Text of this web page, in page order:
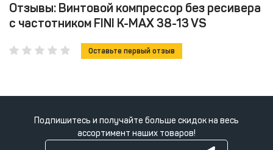
Отзывы: Винтовой компрессор без ресивера
с частотником FINI K-MAX 38-13 VS
Оставьте первый отзыв
Подпишитесь и получайте больше скидок на весь
ассортимент наших товаров!